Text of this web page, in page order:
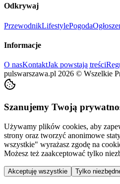
Odkrywaj
PrzewodnikLifestylePogoda
Informacje
O nasKontaktJak powstają treści
pulswarszawa.pl 2026 © Wszelkie
Szanujemy Twoją
Używamy plików cookies, aby
strony oraz tworzyć anonimowe
wszystkie" wyrażasz zgodę na
Możesz też zaakceptować tylko
Akceptuję wszystkie Tylko